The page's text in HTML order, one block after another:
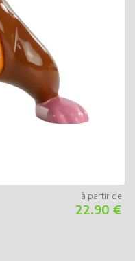
22.90 €